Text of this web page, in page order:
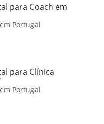
para Coach em
Portugal
para Clínica
Portugal